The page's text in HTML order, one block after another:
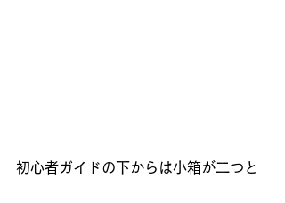
初心者ガイドの下からは小箱が二つと